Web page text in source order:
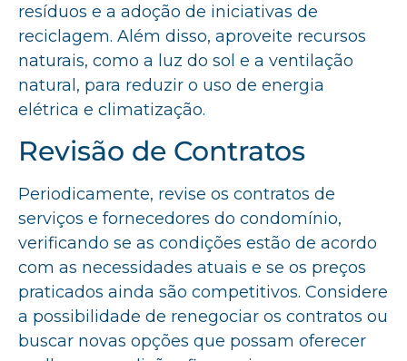
resíduos e a adoção de iniciativas de
reciclagem. Além disso, aproveite recursos
naturais, como a luz do sol e a ventilação
natural, para reduzir o uso de energia
elétrica e climatização.
Revisão de Contratos
Periodicamente, revise os contratos de
serviços e fornecedores do condomínio,
verificando se as condições estão de acordo
com as necessidades atuais e se os preços
praticados ainda são competitivos. Considere
a possibilidade de renegociar os contratos ou
buscar novas opções que possam oferecer